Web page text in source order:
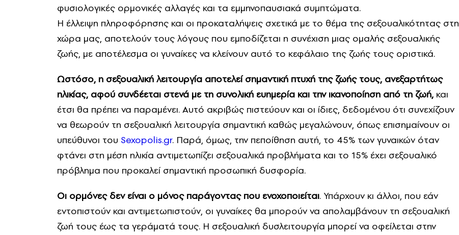
φυσιολογικές ορμονικές αλλαγές και τα εμμηνοπαυσιακά συμπτώματα.
Η έλλειψη πληροφόρησης και οι προκαταλήψεις σχετικά µε το θέμα της σεξουαλικότητας στη
χώρα μας, αποτελούν τους λόγους που εμποδίζεται η συνέχιση μιας ομαλής σεξουαλικής
ζωής, με αποτέλεσμα οι γυναίκες να κλείνουν αυτό το κεφάλαιο της ζωής τους οριστικά.
Ωστόσο, η σεξουαλική λειτουργία αποτελεί σημαντική πτυχή της ζωής τους, ανεξαρτήτως
ηλικίας, αφού συνδέεται στενά με τη συνολική ευημερία και την ικανοποίηση από τη ζωή, και
έτσι θα πρέπει να παραμένει. Αυτό ακριβώς πιστεύουν και οι ίδιες, δεδομένου ότι συνεχίζουν
να θεωρούν τη σεξουαλική λειτουργία σημαντική καθώς μεγαλώνουν, όπως επισημαίνουν οι
υπεύθυνοι του Sexopolis.gr. Παρά, όμως, την πεποίθηση αυτή, το 45% των γυναικών όταν
φτάνει στη μέση ηλικία αντιμετωπίζει σεξουαλικά προβλήματα και το 15% έχει σεξουαλικό
πρόβλημα που προκαλεί σημαντική προσωπική δυσφορία.
Οι ορμόνες δεν είναι ο μόνος παράγοντας που ενοχοποιείται. Υπάρχουν κι άλλοι, που εάν
εντοπιστούν και αντιμετωπιστούν, οι γυναίκες θα μπορούν να απολαμβάνουν τη σεξουαλική
ζωή τους έως τα γεράματά τους. Η σεξουαλική δυσλειτουργία μπορεί να οφείλεται στην